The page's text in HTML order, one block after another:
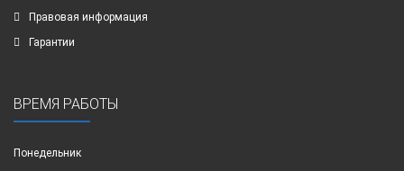
Правовая информация
Гарантии
ВРЕМЯ РАБОТЫ
Понедельник